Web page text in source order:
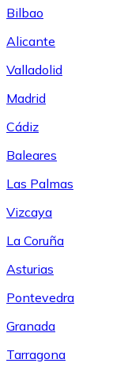
Bilbao
Alicante
Valladolid
Madrid
Cádiz
Baleares
Las Palmas
Vizcaya
La Coruña
Asturias
Pontevedra
Granada
Tarragona